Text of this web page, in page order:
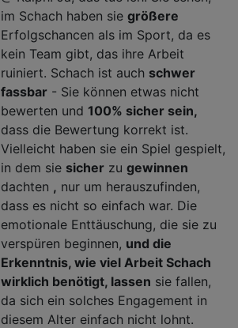
im Schach haben sie größere
Erfolgschancen als im Sport, da es
kein Team gibt, das ihre Arbeit
ruiniert. Schach ist auch schwer
fassbar - Sie können etwas nicht
bewerten und 100% sicher sein,
dass die Bewertung korrekt ist.
Vielleicht haben sie ein Spiel gespielt,
in dem sie sicher zu gewinnen
dachten , nur um herauszufinden,
dass es nicht so einfach war. Die
emotionale Enttäuschung, die sie zu
verspüren beginnen, und die
Erkenntnis, wie viel Arbeit Schach
wirklich benötigt, lassen sie fallen,
da sich ein solches Engagement in
diesem Alter einfach nicht lohnt.